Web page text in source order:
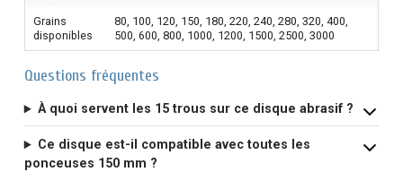
Grains
disponibles
80, 100, 120, 150, 180, 220, 240, 280, 320, 400,
500, 600, 800, 1000, 1200, 1500, 2500, 3000
Questions fréquentes
À quoi servent les 15 trous sur ce disque abrasif ?
Ce disque est-il compatible avec toutes les
ponceuses 150 mm ?